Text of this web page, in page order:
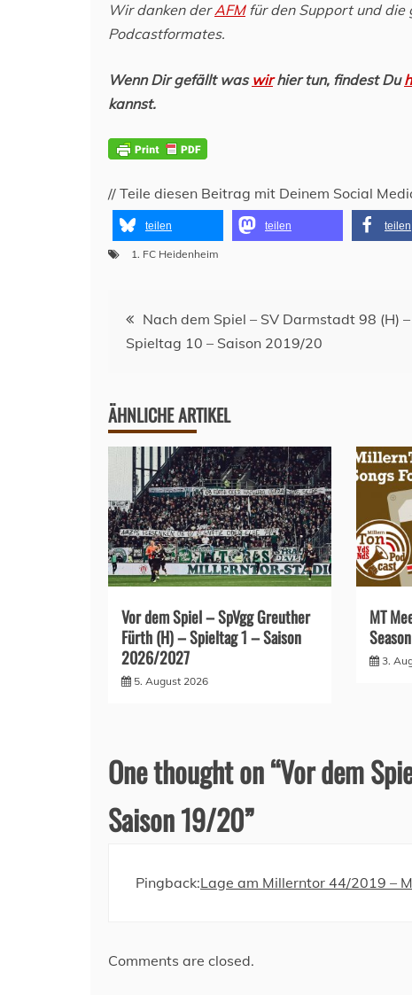
Wir danken derAFMfür den Support und die
Podcastformates.
Wenn Dir gefällt was wirhier tun, findest Du
kannst.
// Teile diesen Beitrag mit Deinem Social
teilen teilen teilen
1. FC Heidenheim
Beitragsnavigation
Nach dem Spiel – SV Darmstadt 98 (H) –
Spieltag 10 – Saison 2019/20
ÄHNLICHE ARTIKEL
Vor dem Spiel – SpVgg Greuther
Fürth (H) – Spieltag 1 – Saison
2026/2027
5. August 2026
MT
3.
One thought on “Vor dem
Saison 19/20”
Pingback:Lage am Millerntor 44/2019 –
Comments are closed.